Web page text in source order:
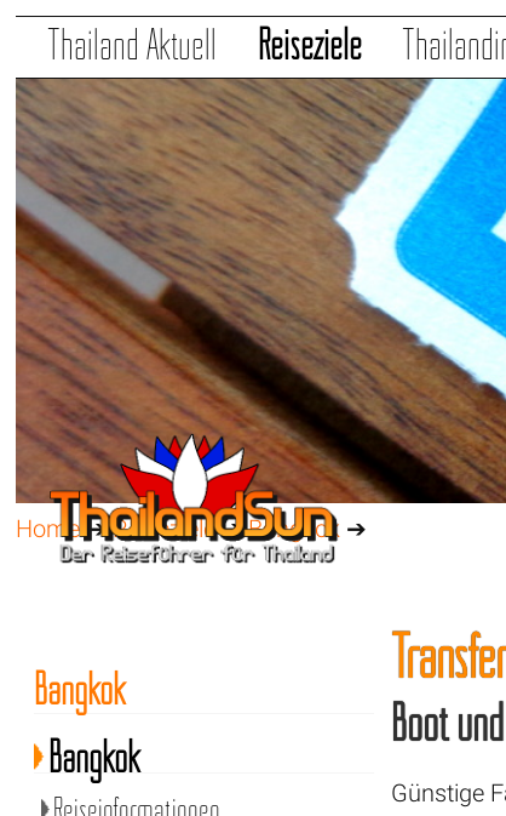
Thailand Aktuell Reiseziele
Home➔Reiseziele➔Bangkok ➔
Boot
Günstige
Bangkok
Bangkok